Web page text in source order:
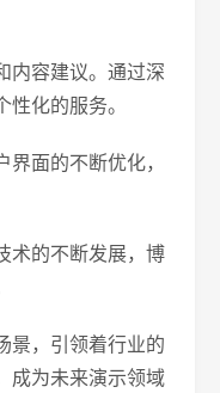
内容建议。通过深
化的服务。
面的不断优化，
术的不断发展，博
景，引领着行业的
成为未来演示领域